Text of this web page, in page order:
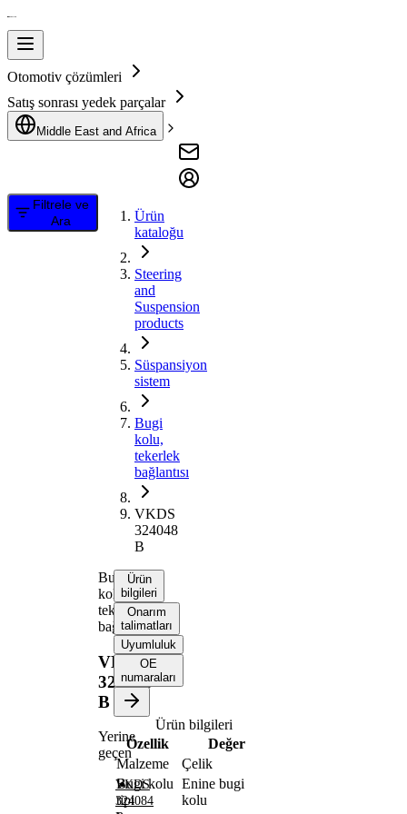
Otomotiv çözümleri
Satış sonrası yedek parçalar
Middle East and Africa
Filtrele ve
Ara
Ürün
kataloğu
Steering
and
Suspension
products
Süspansiyon
sistem
Bugi
kolu,
tekerlek
bağlantısı
VKDS
324048
B
Bugi
kolu,
tekerlek
bağlantısı
VKDS
324048
B
Yerine
geçen
VKDS
324084
Ürün
bilgileri
Onarım
talimatları
Uyumluluk
OE
numaraları
Ürün bilgileri
Özellik
Değer
Malzeme
Çelik
Bugi kolu
tipi
Enine bugi
kolu